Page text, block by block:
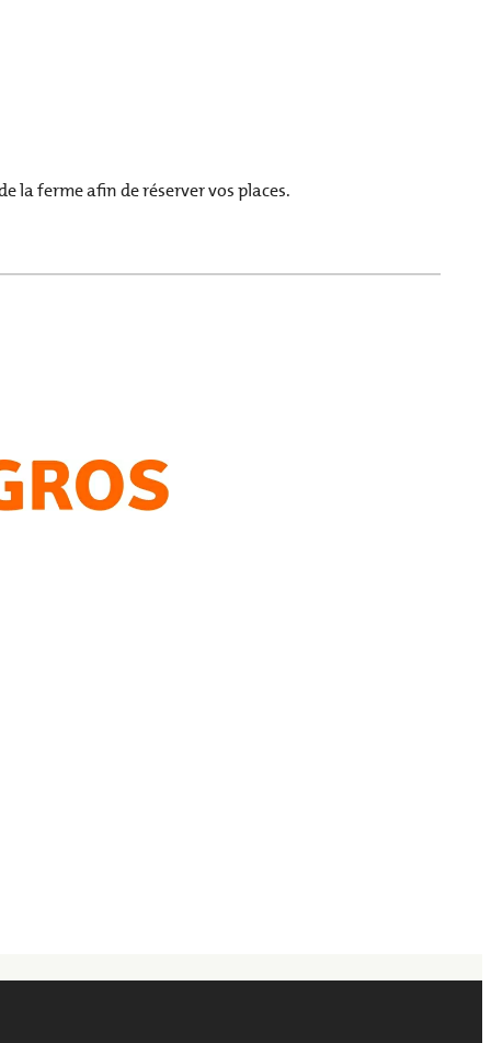
la ferme afin de réserver vos places.